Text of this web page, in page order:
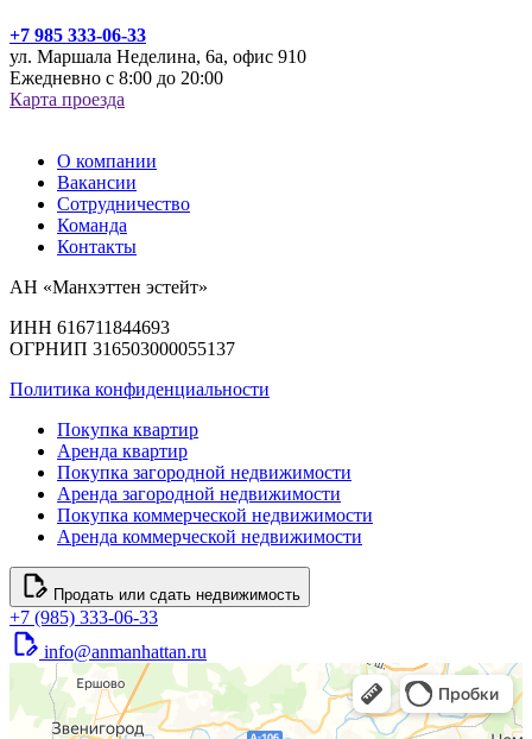
+7 985 333-06-33
ул. Маршала Неделина, 6а, офис 910
Ежедневно с 8:00 до 20:00
Карта проезда
О компании
Вакансии
Сотрудничество
Команда
Контакты
АН «Манхэттен эстейт»
ИНН 616711844693
ОГРНИП 316503000055137
Политика конфиденциальности
Покупка квартир
Аренда квартир
Покупка загородной недвижимости
Аренда загородной недвижимости
Покупка коммерческой недвижимости
Аренда коммерческой недвижимости
Продать или сдать недвижимость
+7 (985) 333-06-33
info@anmanhattan.ru